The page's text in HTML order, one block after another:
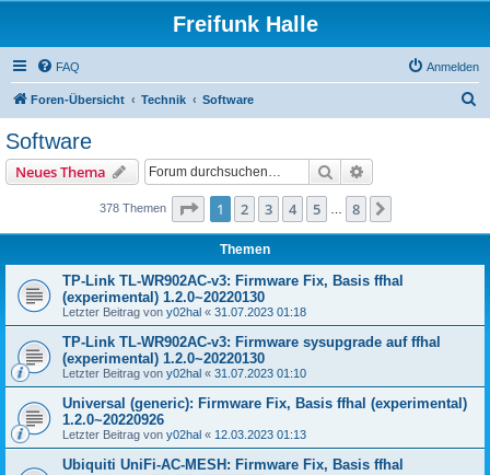
Freifunk Halle
FAQ Anmelden
Foren-Übersicht Technik Software
Software
Neues Thema Suche
378 Themen Seite 1von
1 2 3 4 5 8
Themen
TP-Link TL-WR902AC-v3: Firmware Fix, Basis ffhal
(experimental) 1.2.0~20220130
Letzter Beitrag von y02hal « 31.07.2023 01:18
TP-Link TL-WR902AC-v3: Firmware sysupgrade auf ffhal
(experimental) 1.2.0~20220130
Letzter Beitrag von y02hal « 31.07.2023 01:10
Universal (generic): Firmware Fix, Basis ffhal (experimental)
1.2.0~20220926
Letzter Beitrag von y02hal « 12.03.2023 01:13
Ubiquiti UniFi-AC-MESH: Firmware Fix, Basis ffhal